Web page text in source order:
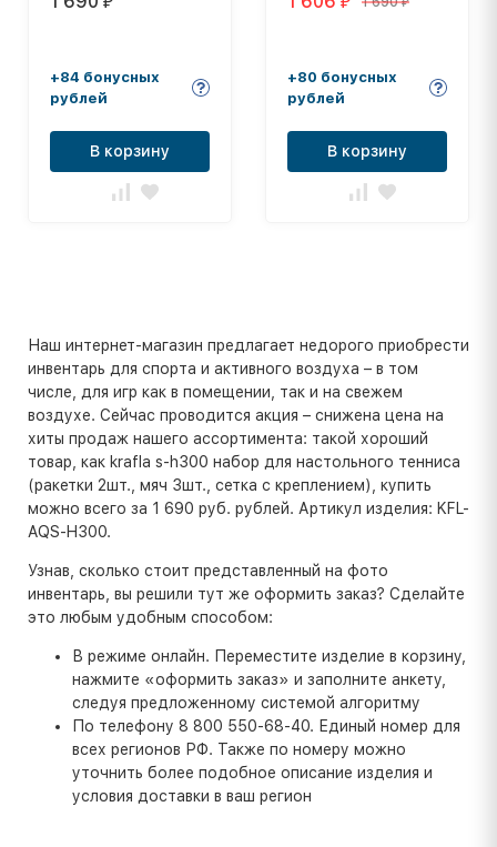
+84 бонусных
рублей
В корзину
пара ₽
+80 бонусных
рублей
В корзину
Наш интернет-магазин предлагает недорого приобрести
инвентарь для спорта и активного воздуха – в том
числе, для игр как в помещении, так и на свежем
воздухе. Сейчас проводится акция – снижена цена на
хиты продаж нашего ассортимента: такой хороший
товар, как krafla s-h300 набор для настольного тенниса
(ракетки 2шт., мяч 3шт., сетка с креплением), купить
можно всего за 1 690 руб. рублей. Артикул изделия: KFL-
AQS-H300.
Узнав, сколько стоит представленный на фото
инвентарь, вы решили тут же оформить заказ? Сделайте
это любым удобным способом:
В режиме онлайн. Переместите изделие в корзину,
нажмите «оформить заказ» и заполните анкету,
следуя предложенному системой алгоритму
По телефону 8 800 550-68-40. Единый номер для
всех регионов РФ. Также по номеру можно
уточнить более подобное описание изделия и
условия доставки в ваш регион